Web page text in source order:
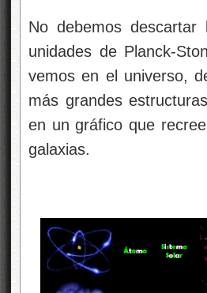
No debemos
unidades de Planck-
vemos en el universo,
más grandes
en un gráfico que
galaxias.